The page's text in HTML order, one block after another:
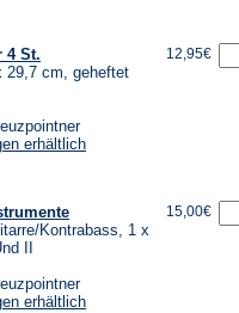
4 St.
29,7 cm, geheftet
erhältlich
12,95€
Kontrabass, 1 x
II
erhältlich
15,00€